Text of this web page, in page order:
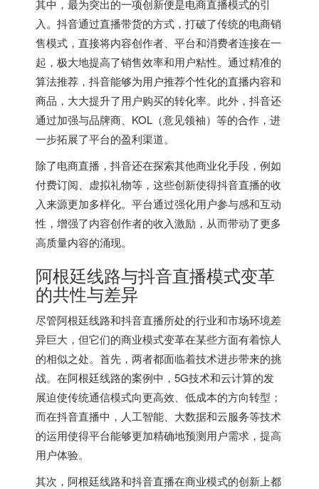
其中，最为突出的一项创新便是电商直播模式的引
入。抖音通过直播带货的方式，打破了传统的电商销
售模式，直接将内容创作者、平台和消费者连接在一
起，极大地提高了销售效率和用户粘性。通过精准的
算法推荐，抖音能够为用户推荐个性化的直播内容和
商品，大大提升了用户购买的转化率。此外，抖音还
通过加强与品牌商、KOL（意见领袖）等的合作，进
一步拓展了平台的盈利渠道。
除了电商直播，抖音还在探索其他商业化手段，例如
付费订阅、虚拟礼物等，这些创新使得抖音直播的收
入来源更加多样化。平台通过强化用户参与感和互动
性，增强了内容创作者的收入激励，从而带动了更多
高质量内容的涌现。
阿根廷线路与抖音直播模式变革
的共性与差异
尽管阿根廷线路和抖音直播所处的行业和市场环境差
异巨大，但它们的商业模式变革在某些方面有着惊人
的相似之处。首先，两者都面临着技术进步带来的挑
战。在阿根廷线路的案例中，5G技术和云计算的发
展迫使传统通信模式向更高效、低成本的方向转型；
而在抖音直播中，人工智能、大数据和云服务等技术
的运用使得平台能够更加精确地预测用户需求，提高
用户体验。
其次，阿根廷线路和抖音直播在商业模式的创新上都